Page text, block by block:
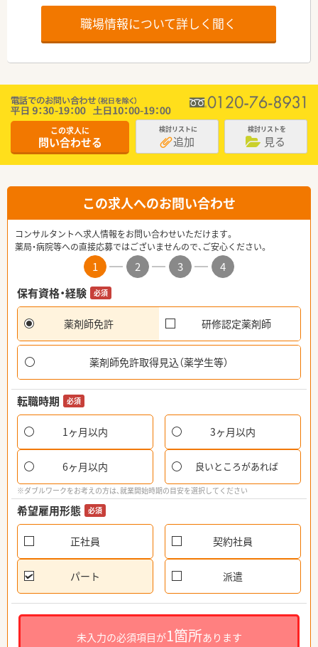
職場情報について詳しく聞く
この求人に
問い合わせる
検討リストに
追加
検討リストを
見る
この求人へのお問い合わせ
コンサルタントへ求人情報をお問い合わせいただけます。
薬局・病院等への直接応募ではございませんので、ご安心ください。
1 2 3
4
保有資格・経験
必須
薬剤師免許 研修認定薬剤師
薬剤師免許取得見込（薬学生等）
転職時期 必須
1ヶ月以内 3ヶ月以内
6ヶ月以内 良いところがあれば
※ダブルワークをお考えの方は、就業開始時期の目安を選択してください
希望雇用形態 必須
正社員 契約社員
パート 派遣
未入力の必須項目が1箇所あります